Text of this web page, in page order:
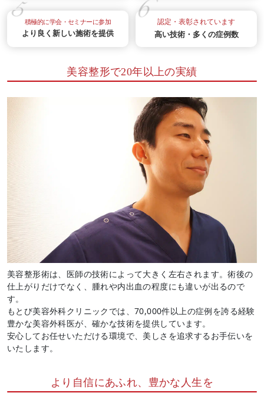
積極的に学会・セミナーに参加
より良く新しい施術を提供
認定・表彰されています
高い技術・多くの症例数
美容整形で20年以上の実績
美容整形術は、医師の技術によって大きく左右されます。術後の
仕上がりだけでなく、腫れや内出血の程度にも違いが出るので
す。
もとび美容外科クリニックでは、70,000件以上の症例を誇る経験
豊かな美容外科医が、確かな技術を提供しています。
安心してお任せいただける環境で、美しさを追求するお手伝いを
いたします。
より自信にあふれ、豊かな人生を